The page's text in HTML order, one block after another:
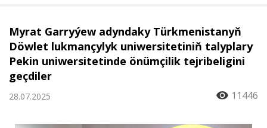
Myrat Garryýew adyndaky Türkmenistanyň
Döwlet lukmançylyk uniwersitetiniň talyplary
Pekin uniwersitetinde önümçilik tejribeligini
geçdiler
28.07.2025 11446